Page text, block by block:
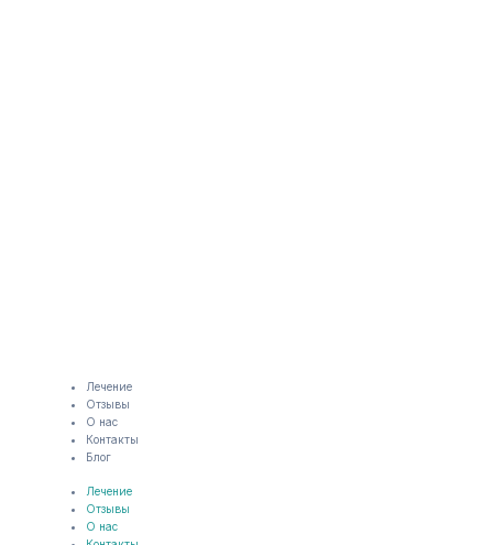
Лечение
Отзывы
О нас
Контакты
Блог
Лечение
Отзывы
О нас